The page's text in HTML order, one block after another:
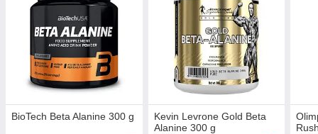
BioTech Beta Alanine 300 g
Kevin Levrone Gold Beta
Alanine 300 g